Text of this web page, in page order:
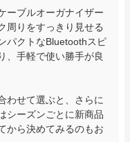
ーブルオーガナイザー
周りをすっきり見せる
パクトなBluetoothスピ
、手軽で使い勝手が良
わせて選ぶと、さらに
シーズンごとに新商品
から決めてみるのもお